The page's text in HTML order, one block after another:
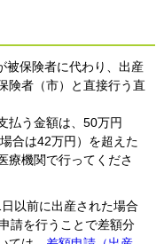
被保険者に代わり、出産
険者（市）と直接行う直
払う金額は、50万円
合は42万円）を超えた
療機関で行ってくださ
以前に出産された場合
請を行うことで差額分